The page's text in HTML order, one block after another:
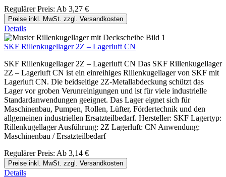
Regulärer Preis: Ab 3,27 €
Preise inkl. MwSt. zzgl. Versandkosten
Details
SKF Rillenkugellager 2Z – Lagerluft CN
SKF Rillenkugellager 2Z – Lagerluft CN Das SKF Rillenkugellager
2Z – Lagerluft CN ist ein einreihiges Rillenkugellager von SKF mit
Lagerluft CN. Die beidseitige 2Z-Metallabdeckung schützt das
Lager vor groben Verunreinigungen und ist für viele industrielle
Standardanwendungen geeignet. Das Lager eignet sich für
Maschinenbau, Pumpen, Rollen, Lüfter, Fördertechnik und den
allgemeinen industriellen Ersatzteilbedarf. Hersteller: SKF Lagertyp:
Rillenkugellager Ausführung: 2Z Lagerluft: CN Anwendung:
Maschinenbau / Ersatzteilbedarf
Regulärer Preis: Ab 3,14 €
Preise inkl. MwSt. zzgl. Versandkosten
Details